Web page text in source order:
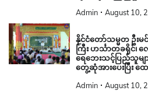
Admin August 10,
နိုင်ငံတော်သမ္မတ ဦး
ကြီး ဟင်္သာတခရိုင်၊
ရေဘေးသင့်ပြည်သူမျာ
တွေ့ဆုံအားပေးပြီး ထေ
Admin August 10,